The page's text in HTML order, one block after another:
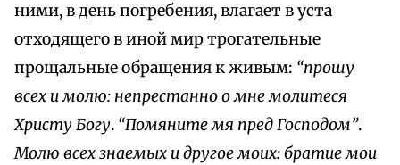
ними, в день погребения, влагает в уста
отходящего в иной мир трогательные
прощальные обращения к живым: “прошу
всех и молю: непрестанно о мне молитеся
Христу Богу. “Помяните мя пред Господом”.
Молю всех знаемых и другое моих: братие мои